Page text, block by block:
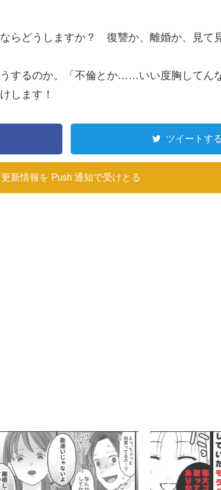
らどうしますか？ 復讐か、離婚か、見て
うするのか。「不倫とか……いい度胸して
します！
ツイートする
更新情報を Push 通知で受けとる